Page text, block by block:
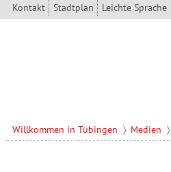
Kontakt Stadtplan Leichte Sprache
Willkommen in Tübingen Medien